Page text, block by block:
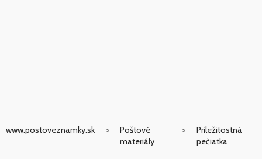
www.postoveznamky.sk
Poštové
materiály
Príležitostná
pečiatka